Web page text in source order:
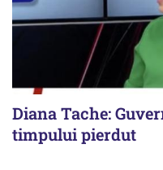
Diana Tache:
timpului pierdut